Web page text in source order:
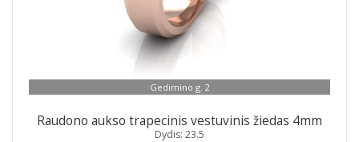
Gedimino g. 2
Raudono aukso trapecinis vestuvinis žiedas 4mm
Dydis: 23.5